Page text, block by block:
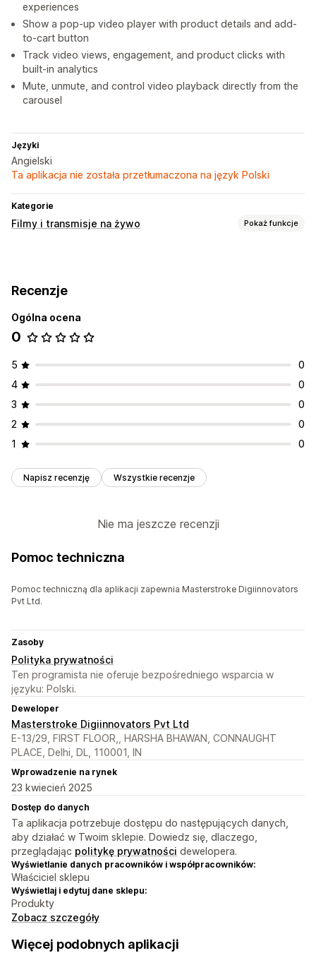
experiences
Show a pop-up video player with product details and add-
to-cart button
Track video views, engagement, and product clicks with
built-in analytics
Mute, unmute, and control video playback directly from the
carousel
Języki
Angielski
Ta aplikacja nie została przetłumaczona na język Polski
Kategorie
Filmy i transmisje na żywo Pokaż funkcje
Automatyczne odtwarzanie
Filmy interaktywne
Udostępnianie w mediach społecznościowych
Wyskakujące okienka
Responsywność na urządzeniach mobilnych
Recenzje
Ogólna ocena
0
5
0
4
0
3
0
2
0
1
0
Napisz recenzję Wszystkie recenzje
Nie ma jeszcze recenzji
Pomoc techniczna
Pomoc techniczną dla aplikacji zapewnia Masterstroke Digiinnovators
Pvt Ltd.
Zasoby
Polityka prywatności
Ten programista nie oferuje bezpośredniego wsparcia w
języku: Polski.
Deweloper
Masterstroke Digiinnovators Pvt Ltd
E-13/29, FIRST FLOOR,, HARSHA BHAWAN, CONNAUGHT
PLACE, Delhi, DL, 110001, IN
Wprowadzenie na rynek
23 kwiecień 2025
Dostęp do danych
Ta aplikacja potrzebuje dostępu do następujących danych,
aby działać w Twoim sklepie. Dowiedz się, dlaczego,
przeglądając politykę prywatności dewelopera.
Wyświetlanie danych pracowników i współpracowników:
Właściciel sklepu
Wyświetlaj i edytuj dane sklepu:
Produkty
Zobacz szczegóły
Więcej podobnych aplikacji